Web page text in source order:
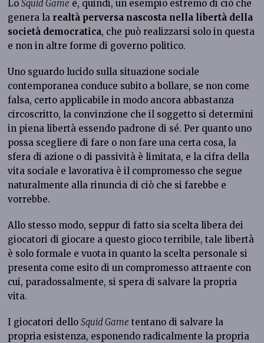
LoSquid Game è, quindi, un esempio estremo di ciò che
genera la realtà perversa nascosta nella libertà della
società democratica, che può realizzarsi solo in questa
e non in altre forme di governo politico.
Uno sguardo lucido sulla situazione sociale
contemporanea conduce subito a bollare, se non come
falsa, certo applicabile in modo ancora abbastanza
circoscritto, la convinzione che il soggetto si determini
in piena libertà essendo padrone di sé. Per quanto uno
possa scegliere di fare o non fare una certa cosa, la
sfera di azione o di passività è limitata, e la cifra della
vita sociale e lavorativa è il compromesso che segue
naturalmente alla rinuncia di ciò che si farebbe e
vorrebbe.
Allo stesso modo, seppur di fatto sia scelta libera dei
giocatori di giocare a questo gioco terribile, tale libertà
è solo formale e vuota in quanto la scelta personale si
presenta come esito di un compromesso attraente con
cui, paradossalmente, si spera di salvare la propria
vita.
I giocatori delloSquid Game tentano di salvare la
propria esistenza, esponendo radicalmente la propria